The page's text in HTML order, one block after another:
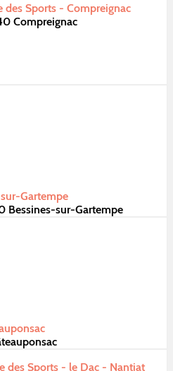
des Sports - Compreignac
Compreignac
Gartempe
Bessines-sur-Gartempe
des Sports - le Dac - Nantiat